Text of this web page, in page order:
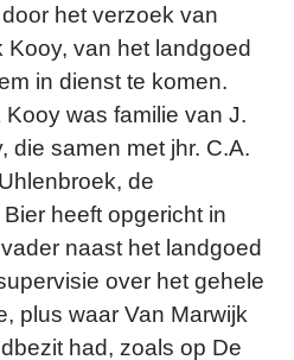
het verzoek van
Kooy, van het landgoed
in dienst te komen.
was familie van J.
die samen met jhr. C.A.
de
heeft opgericht in
naast het landgoed
over het gehele
plus waar Van Marwijk
had, zoals op De